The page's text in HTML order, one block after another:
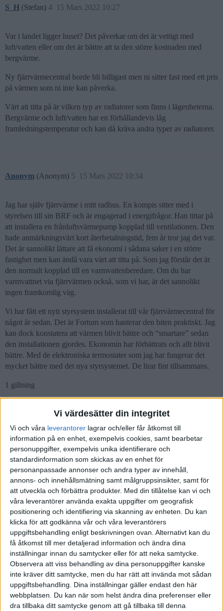
Vi värdesätter din integritet
Vi och våra leverantorer lagrar och/eller får åtkomst till
information på en enhet, exempelvis cookies, samt bearbetar
personuppgifter, exempelvis unika identifierare och
standardinformation som skickas av en enhet för
personanpassade annonser och andra typer av innehåll,
annons- och innehållsmätning samt målgruppsinsikter, samt för
att utveckla och förbättra produkter. Med din tillåtelse kan vi och
våra leverantörer använda exakta uppgifter om geografisk
positionering och identifiering via skanning av enheten. Du kan
klicka för att godkänna vår och våra leverantörers
uppgiftsbehandling enligt beskrivningen ovan. Alternativt kan du
få åtkomst till mer detaljerad information och ändra dina
inställningar innan du samtycker eller för att neka samtycke.
Observera att viss behandling av dina personuppgifter kanske
inte kräver ditt samtycke, men du har rätt att invända mot sådan
uppgiftsbehandling. Dina inställningar gäller endast den här
webbplatsen. Du kan när som helst ändra dina preferenser eller
dra tillbaka ditt samtycke genom att gå tillbaka till denna
S_H (Stefan) 15 Mars 2022 10:27
4
Var i landet ligger huset? Det påverkar om det är vettigt med
luft/vatten eller om det är bättre att ta den större kostnaden med
bergvärme.
Ny fjärrvärmecentral borde bli billigast men ni sitter fast med ett pris
på värmen som ni inte kan påverka.
Värt att titta på är vilken typ av radiatorer som finns i lägenheterna.
Bergvärme och luft/vatten har en förhållandevis låg
framledningstemperatur och kan då kräva andra typer av radiatorer.
Anonym (Anonym) 15 Mars 2022 10:34
5
Jag har själv fjärrvärme i mitt radhus. En kompis sitter med i
styrelsen till sin BRF och är engagerad i energifrågor. Han tittar på
att installera en frånluftsvärmepump kopplad till ventilationen. Den
hade anmärkningsvärt kort återbetalningstid, fem år tror jag det var.
Det är sannolikt lättare att få ekonomi i sådana saker i en större
fastighet men kan ändå vara värt att titta på. Som jag förstår det är
den normalt kopplad till en varmvattenberedare. Om du har
varmvattnet via fjärrvärmen också, som vi har, är det sannolikt
ingen framkomlig väg.
Vi har fått ett nytt styrsystem installerat till vår fjärrvärmecentral för
något år sedan. Det är Fortum som hanterar den biten praktiskt. Jag
kan dock konstatera att värmen blivit bättre och “smartare” sedan
den installationen gjordes. Ekonomin har förbättrats och allt blivit
bättre. Med de elektroniska termostater som jag har fungerar det
mycket bättre med det nya styrsystemet. De lirar fint tillsammans.
1 gillning
Yztla (Yztla) 15 Mars 2022 10:42
Huset är beläget i Västra Götaland.
Jag tror också att byta fjärrvärmecentral är den absolut lägsta
installation samt inköpskostnad. Men Jag planerar att bo där länge
så det är snarare den totala kostnaden inklusive drift som ska vara så
billig som möjligt.
emilv(Emil Vikström) 15 Mars 2022 11:35
7
Denna frågan ska du definitivt ställa i Värmepumpsforum:
https://www.varmepumpsforum.com/
2 gillningar